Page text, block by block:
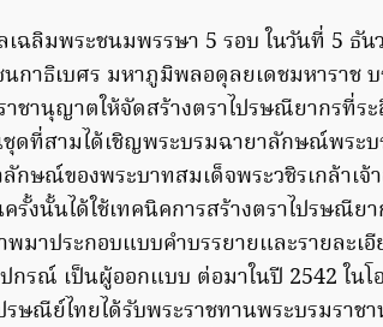
ฉลิมพระชนมพรรษา 5 รอบ ในวันที่ 5 ธั
กาธิเบศร มหาภูมิพลอดุลยเดชมหาราช
ชานุญาตให้จัดสร้างตราไปรษณียากรที่ร
ชุดที่สามได้เชิญพระบรมฉายาลักษณ์พระ
กษณ์ของพระบาทสมเด็จพระวชิรเกล้าเ
รั้งนั้นได้ใช้เทคนิคการสร้างตราไปรษณี
มาประกอบแบบคำบรรยายและรายละเ
กรณ์ เป็นผู้ออกแบบ ต่อมาในปี 2542 ใน
ษณีย์ไทยได้รับพระราชทานพระบรมราช